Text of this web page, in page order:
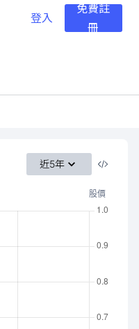
登入
免費註
冊
近5年